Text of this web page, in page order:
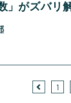
」がズバリ
1